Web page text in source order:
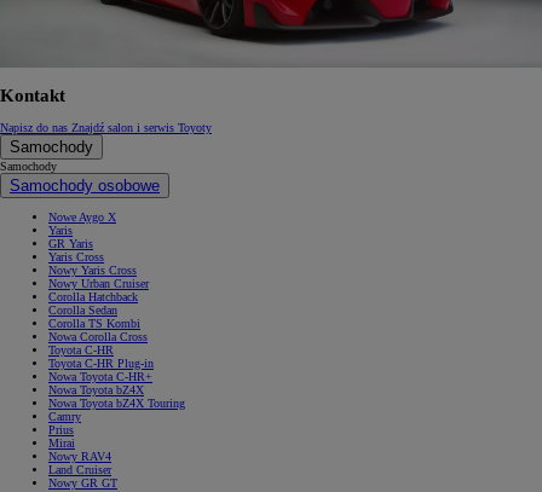
Kontakt
Napisz do nas Znajdź salon i serwis Toyoty
Samochody
Samochody
Samochody osobowe
Nowe Aygo X
Yaris
GR Yaris
Yaris Cross
Nowy Yaris Cross
Nowy Urban Cruiser
Corolla Hatchback
Corolla Sedan
Corolla TS Kombi
Nowa Corolla Cross
Toyota C-HR
Toyota C-HR Plug-in
Nowa Toyota C-HR+
Nowa Toyota bZ4X
Nowa Toyota bZ4X Touring
Camry
Prius
Mirai
Nowy RAV4
Land Cruiser
Nowy GR GT